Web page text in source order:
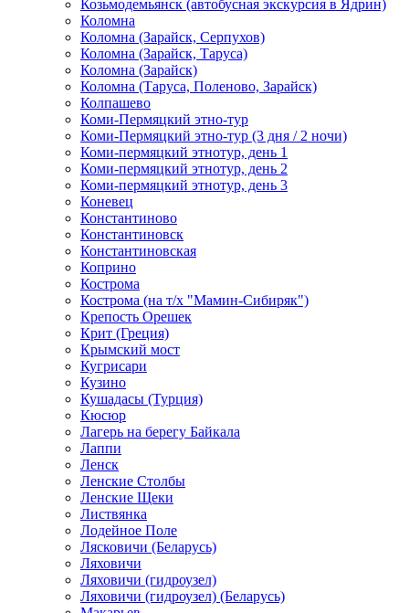
Козьмодемьянск (автобусная экскурсия в Ядрин)
Коломна
Коломна (Зарайск, Серпухов)
Коломна (Зарайск, Таруса)
Коломна (Зарайск)
Коломна (Таруса, Поленово, Зарайск)
Колпашево
Коми-Пермяцкий этно-тур
Коми-Пермяцкий этно-тур (3 дня / 2 ночи)
Коми-пермяцкий этнотур, день 1
Коми-пермяцкий этнотур, день 2
Коми-пермяцкий этнотур, день 3
Коневец
Константиново
Константиновск
Константиновская
Коприно
Кострома
Кострома (на т/х "Мамин-Сибиряк")
Крепость Орешек
Крит (Греция)
Крымский мост
Кугрисари
Кузино
Кушадасы (Турция)
Кюсюр
Лагерь на берегу Байкала
Лаппи
Ленск
Ленские Столбы
Ленские Щеки
Листвянка
Лодейное Поле
Лясковичи (Беларусь)
Ляховичи
Ляховичи (гидроузел)
Ляховичи (гидроузел) (Беларусь)